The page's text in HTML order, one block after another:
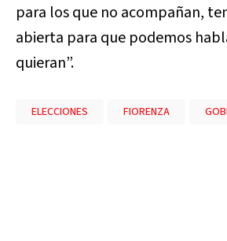
para los que no acompañan,
abierta para que podemos
quieran”.
ELECCIONES FIORENZA